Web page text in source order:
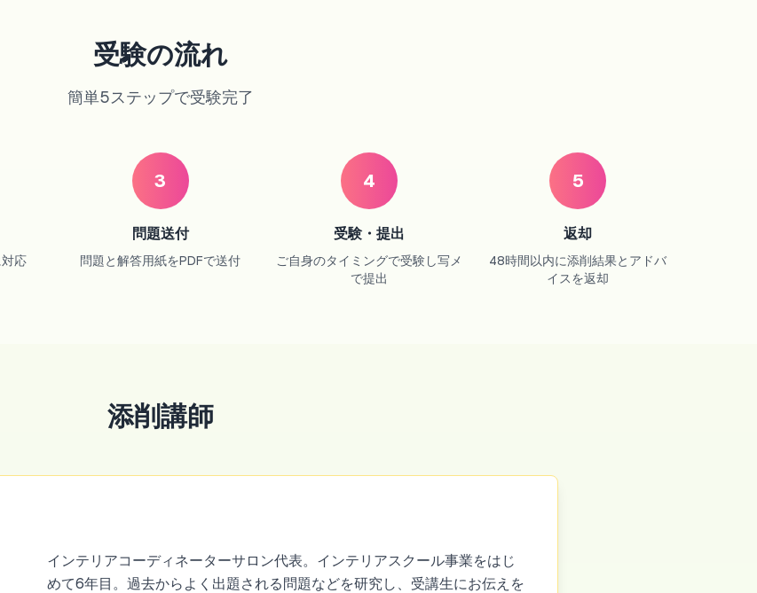
受験の流れ
簡単5ステップで受験完了
応
3
問題送付
問題と解答用紙をPDFで送付
4
受験・提出
ご自身のタイミングで受験し写メ
で提出
5
返却
48時間以内に添削結果とアドバ
イスを返却
添削講師
インテリアコーディネーターサロン代表。インテリアスクール事業をはじ
めて6年目。過去からよく出題される問題などを研究し、受講生にお伝えを